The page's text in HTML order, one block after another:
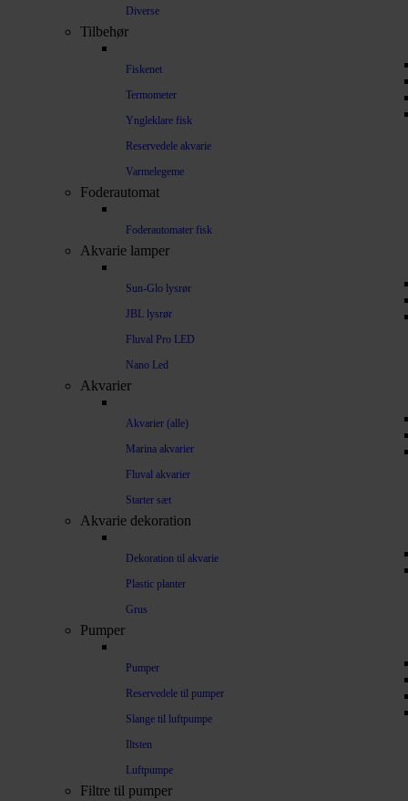
Diverse
Tilbehør
Fiskenet
Termometer
Yngleklare fisk
Reservedele akvarie
Varmelegeme
Foderautomat
Foderautomater fisk
Akvarie lamper
Sun-Glo lysrør
JBL lysrør
Fluval Pro LED
Nano Led
Akvarier
Akvarier (alle)
Marina akvarier
Fluval akvarier
Starter sæt
Akvarie dekoration
Dekoration til akvarie
Plastic planter
Grus
Pumper
Pumper
Reservedele til pumper
Slange til luftpumpe
Iltsten
Luftpumpe
Filtre til pumper